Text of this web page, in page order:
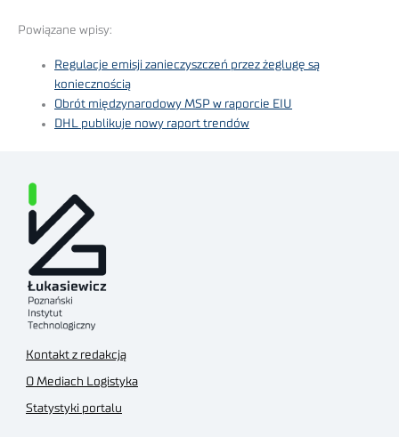
Powiązane wpisy:
Regulacje emisji zanieczyszczeń przez żeglugę są
koniecznością
Obrót międzynarodowy MSP w raporcie EIU
DHL publikuje nowy raport trendów
Kontakt z redakcją
O Mediach Logistyka
Statystyki portalu